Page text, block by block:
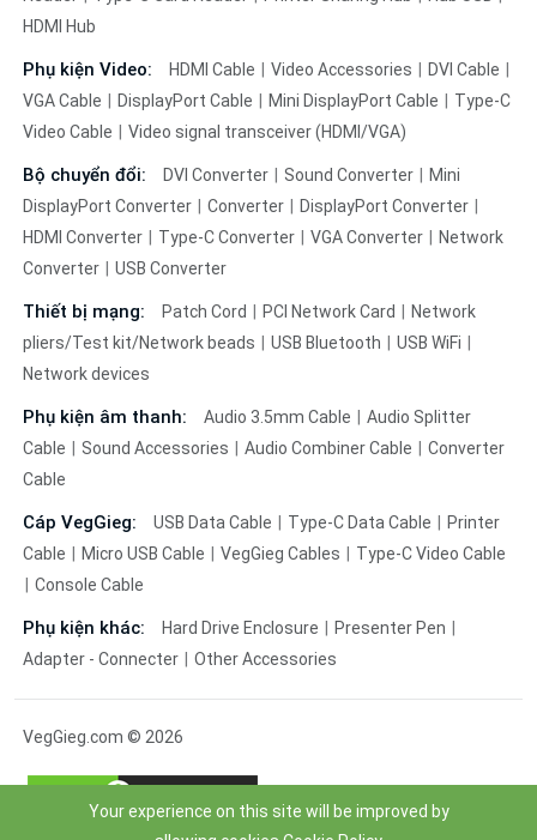
HDMI Hub
Phụ kiện Video: HDMI Cable Video Accessories
DVI Cable
VGA Cable
DisplayPort Cable Mini DisplayPort Cable
Type-C
Video Cable
Video signal transceiver (HDMI/VGA)
Bộ chuyển đổi: DVI Converter Sound Converter
Mini
DisplayPort Converter
Converter
DisplayPort Converter
HDMI Converter
Type-C Converter VGA Converter
Network
Converter
USB Converter
Thiết bị mạng: Patch Cord PCI Network Card
Network
pliers/Test kit/Network beads
USB Bluetooth
USB WiFi
Network devices
Phụ kiện âm thanh: Audio 3.5mm Cable
Audio Splitter
Cable
Sound Accessories Audio Combiner Cable
Converter
Cable
Cáp VegGieg: USB Data Cable Type-C Data Cable
Printer
Cable
Micro USB Cable VegGieg Cables
Type-C Video Cable
Console Cable
Phụ kiện khác: Hard Drive Enclosure
Presenter Pen
Adapter - Connecter
Other Accessories
VegGieg.com © 2026
Your experience on this site will be improved by